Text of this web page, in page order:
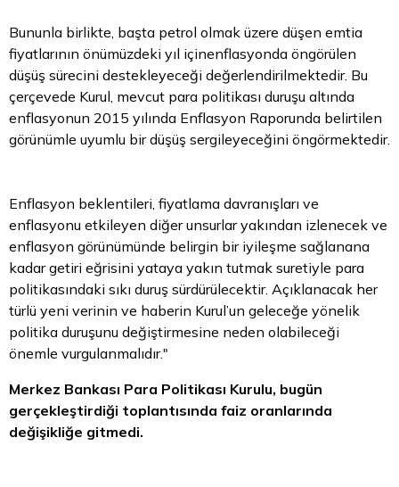
Bununla birlikte, başta petrol olmak üzere düşen emtia
fiyatlarının önümüzdeki yıl içinenflasyonda öngörülen
düşüş sürecini destekleyeceği değerlendirilmektedir. Bu
çerçevede Kurul, mevcut para politikası duruşu altında
enflasyonun 2015 yılında Enflasyon Raporunda belirtilen
görünümle uyumlu bir düşüş sergileyeceğini öngörmektedir.
Enflasyon beklentileri, fiyatlama davranışları ve
enflasyonu etkileyen diğer unsurlar yakından izlenecek ve
enflasyon görünümünde belirgin bir iyileşme sağlanana
kadar getiri eğrisini yataya yakın tutmak suretiyle para
politikasındaki sıkı duruş sürdürülecektir. Açıklanacak her
türlü yeni verinin ve haberin Kurul’un geleceğe yönelik
politika duruşunu değiştirmesine neden olabileceği
önemle vurgulanmalıdır."
Merkez Bankası Para Politikası Kurulu, bugün
gerçekleştirdiği toplantısında faiz oranlarında
değişikliğe gitmedi.